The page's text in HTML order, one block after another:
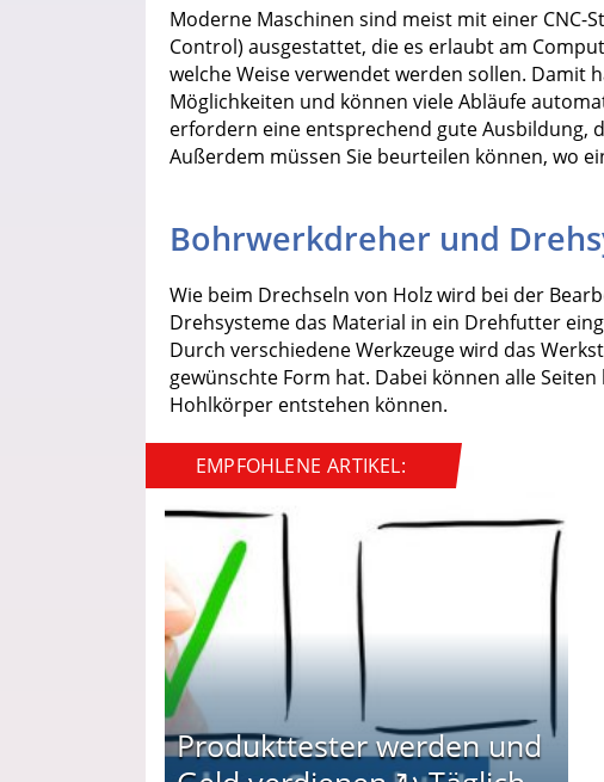
Moderne Maschinen sind meist mit einer CNC-
Control) ausgestattet, die es erlaubt am
welche Weise verwendet werden sollen. Damit
Möglichkeiten und können viele Abläufe
erfordern eine entsprechend gute Ausbildung,
Außerdem müssen Sie beurteilen können, wo
Bohrwerkdreher und
Wie beim Drechseln von Holz wird bei der
Drehsysteme das Material in ein Drehfutter
Durch verschiedene Werkzeuge wird das
gewünschte Form hat. Dabei können alle
Hohlkörper entstehen können.
EMPFOHLENE ARTIKEL:
Produkttester werden und